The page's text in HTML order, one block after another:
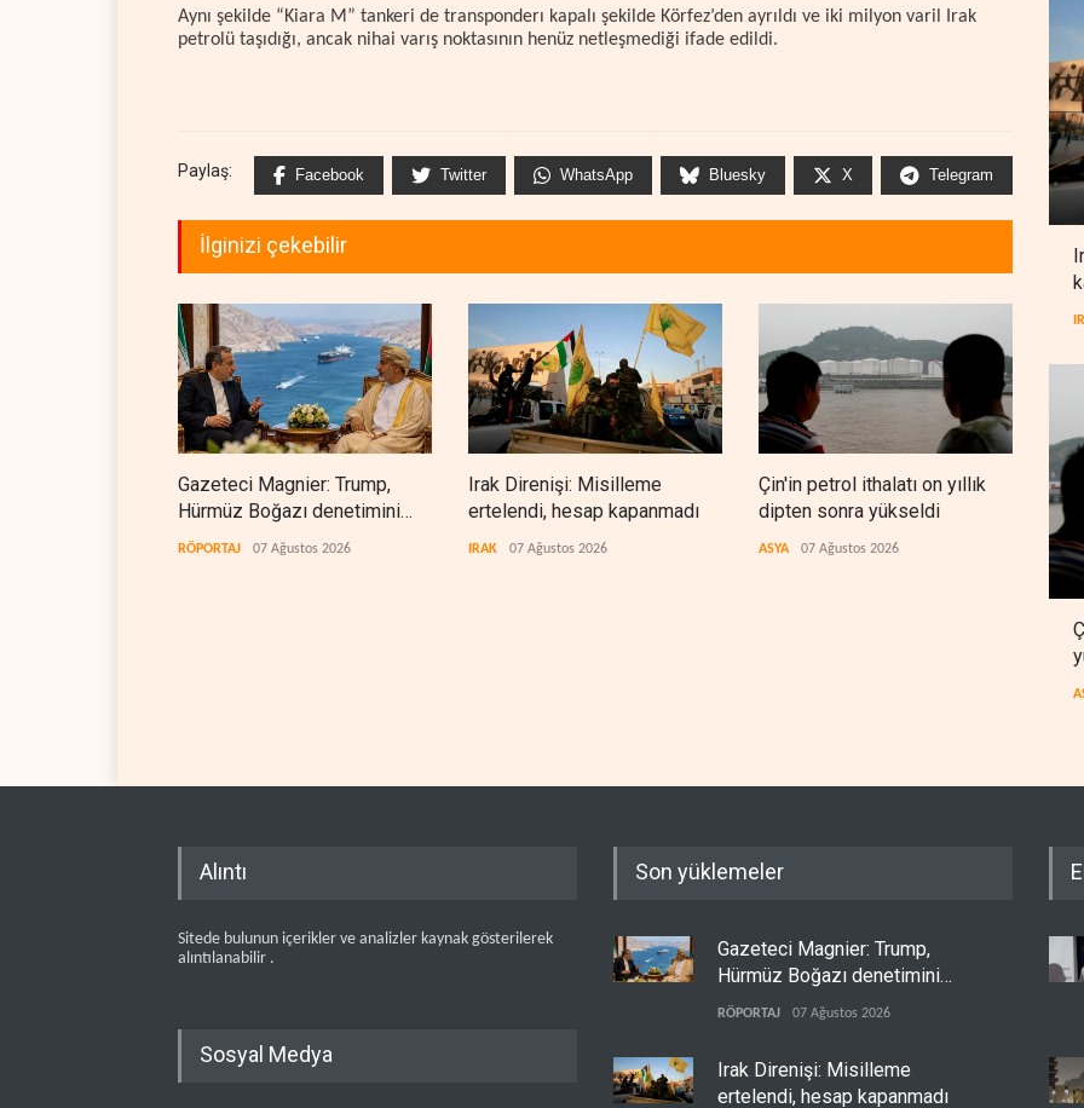
Aynı şekilde “Kiara M” tankeri de transponderı kapalı şekilde Körfez’den ayrıldı ve iki milyon varil Irak
petrolü taşıdığı, ancak nihai varış noktasının henüz netleşmediği ifade edildi.
Paylaş: Facebook Twitter WhatsApp Bluesky X Telegram
İlginizi çekebilir
Gazeteci Magnier: Trump,
Hürmüz Boğazı denetimini
doğrudan İran ve Umman'a
RÖPORTAJ 07 Ağustos 2026
Irak Direnişi: Misilleme
ertelendi, hesap kapanmadı
IRAK 07 Ağustos 2026
Çin'in petrol ithalatı on yıllık
dipten sonra yükseldi
ASYA 07 Ağustos 2026 ARAP
Alıntı
Sitede bulunun içerikler ve analizler kaynak gösterilerek
alıntılanabilir .
Sosyal Medya
Son yüklemeler
Gazeteci Magnier: Trump,
Hürmüz Boğazı denetimini
doğrudan İran ve Umman'a
RÖPORTAJ 07 Ağustos 2026
Irak Direnişi: Misilleme
ertelendi, hesap kapanmadı